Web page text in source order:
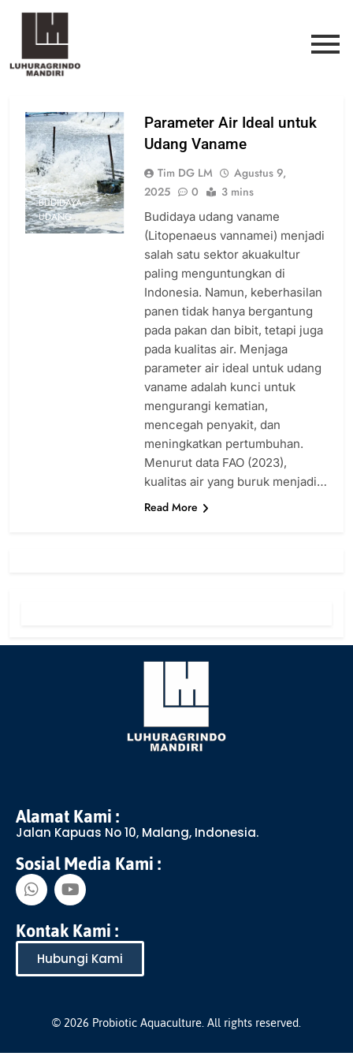
BUDIDAYA
UDANG
Parameter Air Ideal untuk
Udang Vaname
Tim DG LM
Agustus 9,
2025
0 3 mins
Budidaya udang vaname
(Litopenaeus vannamei) menjadi
salah satu sektor akuakultur
paling menguntungkan di
Indonesia. Namun, keberhasilan
panen tidak hanya bergantung
pada pakan dan bibit, tetapi juga
pada kualitas air. Menjaga
parameter air ideal untuk udang
vaname adalah kunci untuk
mengurangi kematian,
mencegah penyakit, dan
meningkatkan pertumbuhan.
Menurut data FAO (2023),
kualitas air yang buruk menjadi…
Read More
Alamat Kami :
Jalan Kapuas No 10, Malang, Indonesia.
Sosial Media Kami :
Kontak Kami :
Hubungi Kami
© 2026 Probiotic Aquaculture. All rights reserved.